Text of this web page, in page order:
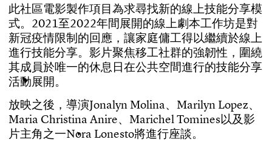
此社區電影製作項目為求尋找新的線上技能分享模
式。 2021至2022年間展開的線上劇本工作坊是對
新冠疫情限制的回應 ， 讓家庭傭工得以繼續於線上
進行技能分享。 影片聚焦移工社群的強韌性 ， 圍繞
其成員於唯一的休息日在公共空間進行的技能分享
活動展開。
放映之後 ， 導演Jonalyn Molina、 Marilyn Lopez、
Maria Christina Anire、 MarichelTomines以及影
片主角 之一Nora Lonesto將進行座談。